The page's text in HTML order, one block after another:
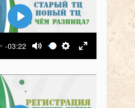
-03:22
Выключить звук
Настройки
На весь
Воспроизвести